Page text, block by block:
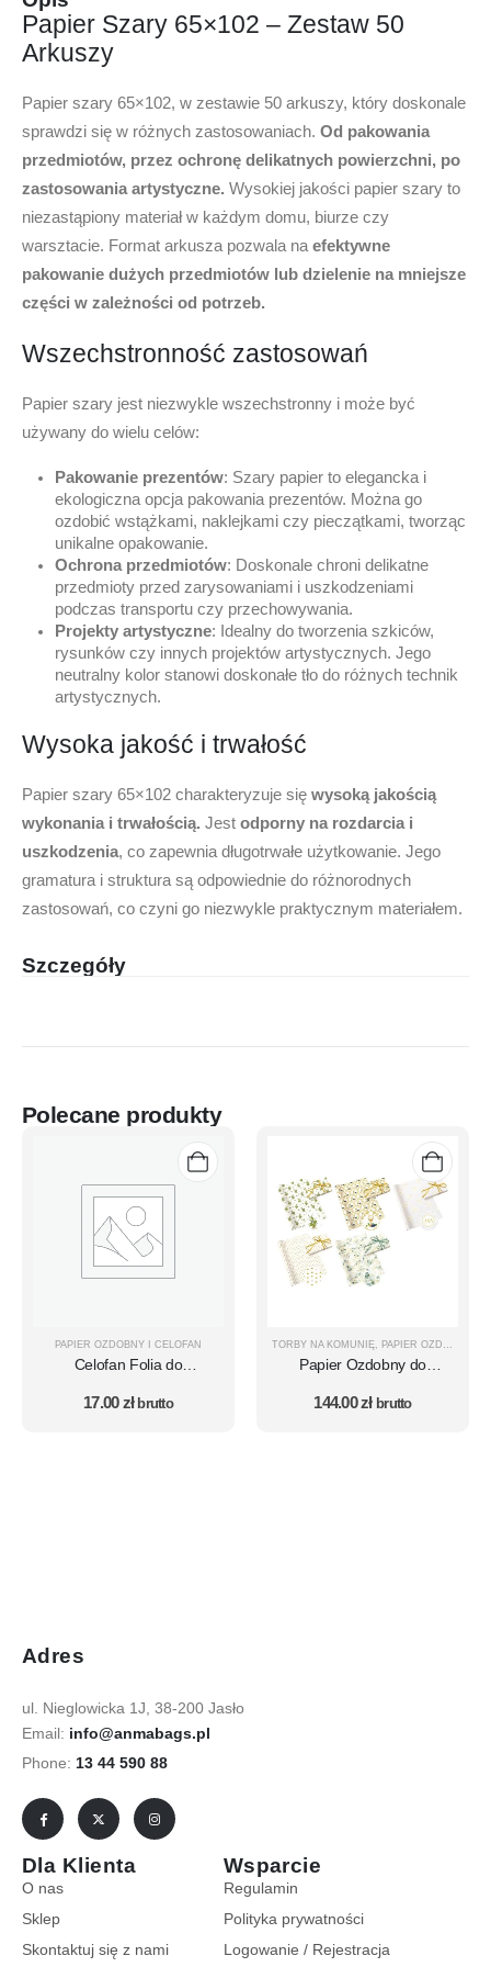
Papier Szary 65×102 – Zestaw 50
Arkuszy
Papier szary 65×102, w zestawie 50 arkuszy, który doskonale
sprawdzi się w różnych zastosowaniach. Od pakowania
przedmiotów, przez ochronę delikatnych powierzchni, po
zastosowania artystyczne. Wysokiej jakości papier szary to
niezastąpiony materiał w każdym domu, biurze czy
warsztacie. Format arkusza pozwala na efektywne
pakowanie dużych przedmiotów lub dzielenie na mniejsze
części w zależności od potrzeb.
Wszechstronność zastosowań
Papier szary jest niezwykle wszechstronny i może być
używany do wielu celów:
Pakowanie prezentów: Szary papier to elegancka i
ekologiczna opcja pakowania prezentów. Można go
ozdobić wstążkami, naklejkami czy pieczątkami, tworząc
unikalne opakowanie.
Ochrona przedmiotów: Doskonale chroni delikatne
przedmioty przed zarysowaniami i uszkodzeniami
podczas transportu czy przechowywania.
Projekty artystyczne: Idealny do tworzenia szkiców,
rysunków czy innych projektów artystycznych. Jego
neutralny kolor stanowi doskonałe tło do różnych technik
artystycznych.
Wysoka jakość i trwałość
Papier szary 65×102 charakteryzuje się wysoką jakością
wykonania i trwałością. Jest odporny na rozdarcia i
uszkodzenia, co zapewnia długotrwałe użytkowanie. Jego
gramatura i struktura są odpowiednie do różnorodnych
zastosowań, co czyni go niezwykle praktycznym materiałem.
Szczegóły
Polecane produkty
PAPIER OZDOBNY I CELOFAN
Celofan Folia do
Florystyczna ARKUSZ
17.00zł brutto
TORBY NA KOMUNIĘ, PAPIER OZDOBNY I CELOFAN
Papier Ozdobny do
Paczek Grafika 200 x 70
144.00zł brutto
Adres
ul. Nieglowicka 1J, 38-200 Jasło
Email: info@anmabags.pl
Phone: 13 44 590 88
Dla Klienta
O nas
Sklep
Skontaktuj się z nami
Wsparcie
Regulamin
Polityka prywatności
Logowanie / Rejestracja